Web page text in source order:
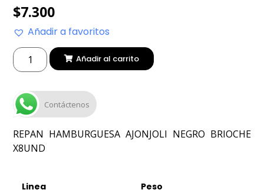
$7.300
Añadir a favoritos
Añadir al carrito
Contáctenos
REPAN HAMBURGUESA AJONJOLI NEGRO BRIOCHE
X8UND
Linea
Peso